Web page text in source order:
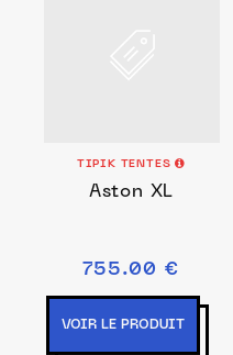
TIPIK TENTES
Aston XL
755.00 €
VOIR LE PRODUIT